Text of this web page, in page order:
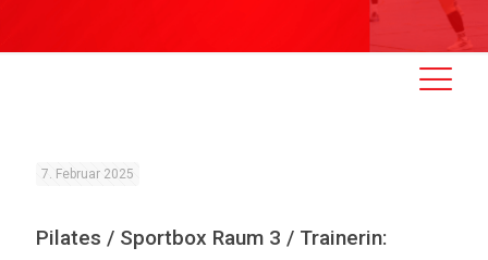
7. Februar 2025
Pilates / Sportbox Raum 3 / Trainerin: